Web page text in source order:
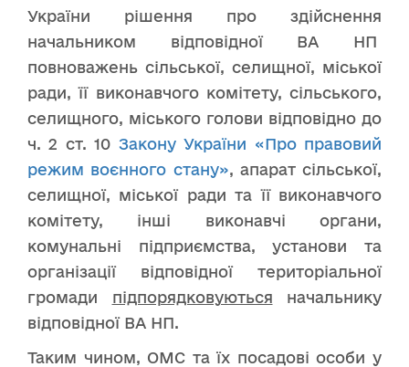
України рішення про здійснення
начальником відповідної ВА НП
повноважень сільської, селищної, міської
ради, її виконавчого комітету, сільського,
селищного, міського голови відповідно до
ч. 2 ст. 10 Закону України «Про правовий
режим воєнного стану», апарат сільської,
селищної, міської ради та її виконавчого
комітету, інші виконавчі органи,
комунальні підприємства, установи та
організації відповідної територіальної
громади підпорядковуються начальнику
відповідної ВА НП.
Таким чином, ОМС та їх посадові особи у